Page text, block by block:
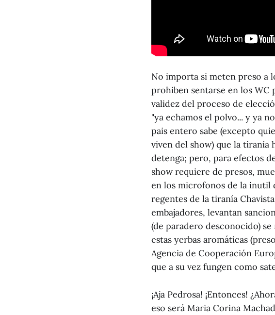
No importa si meten preso a
prohiben sentarse en los WC
validez del proceso de
"ya echamos el polvo... y ya
pais entero sabe (excepto
viven del show) que la tiranía
detenga; pero, para efectos
show requiere de presos,
en los microfonos de la inutil
regentes de la tiranía
embajadores, levantan
(de paradero desconocido)
estas yerbas aromáticas
Agencia de Cooperación
que a su vez fungen como
¡Aja Pedrosa! ¡Entonces!
eso será Maria Corina